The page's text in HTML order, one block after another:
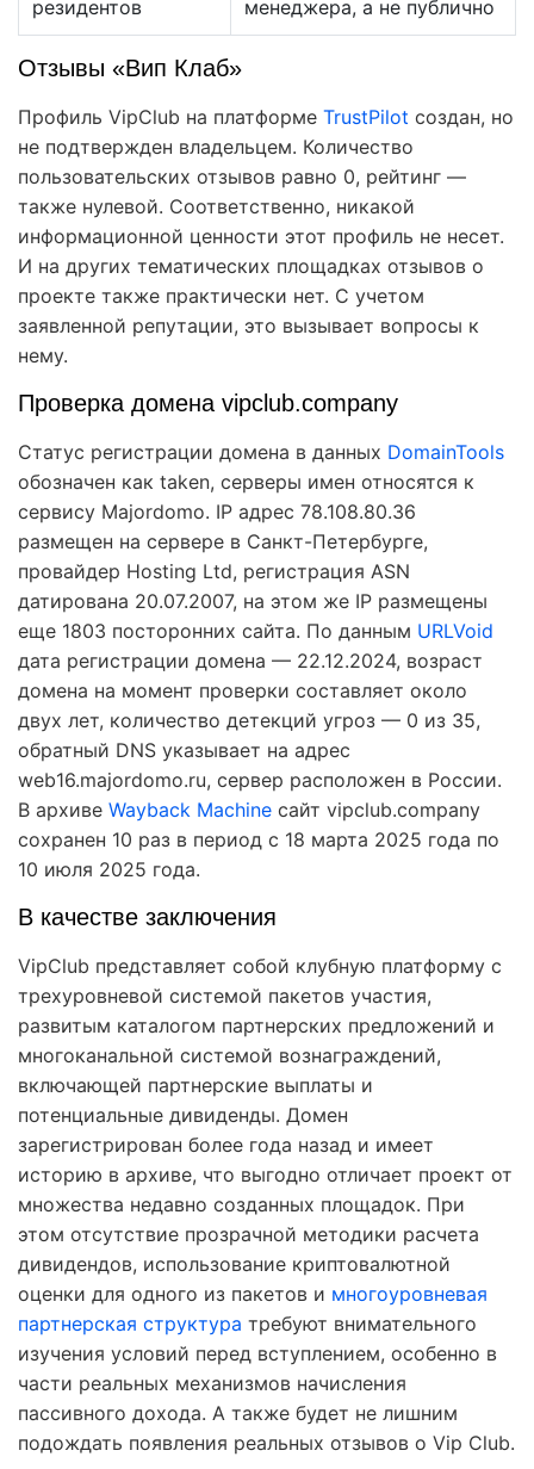
резидентов менеджера, а не публично
Отзывы «Вип Клаб»
Профиль VipClub на платформе TrustPilot создан, но
не подтвержден владельцем. Количество
пользовательских отзывов равно 0, рейтинг —
также нулевой. Соответственно, никакой
информационной ценности этот профиль не несет.
И на других тематических площадках отзывов о
проекте также практически нет. С учетом
заявленной репутации, это вызывает вопросы к
нему.
Проверка домена vipclub.company
Статус регистрации домена в данных DomainTools
обозначен как taken, серверы имен относятся к
сервису Majordomo. IP адрес 78.108.80.36
размещен на сервере в Санкт-Петербурге,
провайдер Hosting Ltd, регистрация ASN
датирована 20.07.2007, на этом же IP размещены
еще 1803 посторонних сайта. По данным URLVoid
дата регистрации домена — 22.12.2024, возраст
домена на момент проверки составляет около
двух лет, количество детекций угроз — 0 из 35,
обратный DNS указывает на адрес
web16.majordomo.ru, сервер расположен в России.
В архиве Wayback Machine сайт vipclub.company
сохранен 10 раз в период с 18 марта 2025 года по
10 июля 2025 года.
В качестве заключения
VipClub представляет собой клубную платформу с
трехуровневой системой пакетов участия,
развитым каталогом партнерских предложений и
многоканальной системой вознаграждений,
включающей партнерские выплаты и
потенциальные дивиденды. Домен
зарегистрирован более года назад и имеет
историю в архиве, что выгодно отличает проект от
множества недавно созданных площадок. При
этом отсутствие прозрачной методики расчета
дивидендов, использование криптовалютной
оценки для одного из пакетов и многоуровневая
партнерская структура требуют внимательного
изучения условий перед вступлением, особенно в
части реальных механизмов начисления
пассивного дохода. А также будет не лишним
подождать появления реальных отзывов о Vip Club.